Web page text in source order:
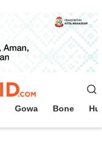
Gowa Bone